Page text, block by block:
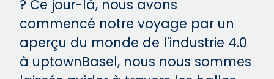
? Ce jour-là, nous avons
commencé notre voyage par un
aperçu du monde de l'industrie 4.0
à uptownBasel, nous nous sommes